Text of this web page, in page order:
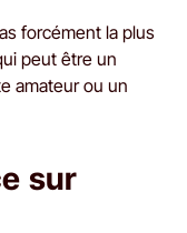
forcément la plus
peut être un
amateur ou un
sur